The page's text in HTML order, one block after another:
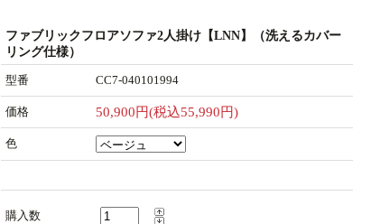
ファブリックフロアソファ2人掛け【LNN】（洗えるカバー
リング仕様）
型番 CC7-040101994
価格 50,900円(税込55,990円)
色
購入数